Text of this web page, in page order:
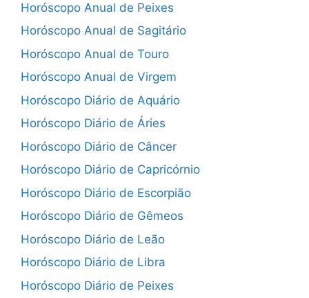
Horóscopo Anual de Peixes
Horóscopo Anual de Sagitário
Horóscopo Anual de Touro
Horóscopo Anual de Virgem
Horóscopo Diário de Aquário
Horóscopo Diário de Áries
Horóscopo Diário de Câncer
Horóscopo Diário de Capricórnio
Horóscopo Diário de Escorpião
Horóscopo Diário de Gêmeos
Horóscopo Diário de Leão
Horóscopo Diário de Libra
Horóscopo Diário de Peixes